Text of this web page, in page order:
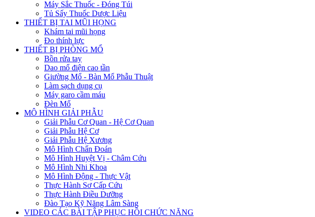
Máy Sắc Thuốc - Đóng Túi
Tủ Sấy Thuốc Dược Liệu
THIẾT BỊ TAI MŨI HỌNG
Khám tai mũi họng
Đo thính lực
THIẾT BỊ PHÒNG MỔ
Bồn rửa tay
Dao mổ điện cao tần
Giường Mổ - Bàn Mổ Phẫu Thuật
Làm sạch dụng cụ
Máy garo cầm máu
Đèn Mổ
MÔ HÌNH GIẢI PHẪU
Giải Phẫu Cơ Quan - Hệ Cơ Quan
Giải Phẫu Hệ Cơ
Giải Phẫu Hệ Xương
Mô Hình Chẩn Đoán
Mô Hình Huyệt Vị - Châm Cứu
Mô Hình Nhi Khoa
Mô Hình Động - Thực Vật
Thực Hành Sơ Cấp Cứu
Thực Hành Điều Dưỡng
Đào Tạo Kỹ Năng Lâm Sàng
VIDEO CÁC BÀI TẬP PHỤC HỒI CHỨC NĂNG